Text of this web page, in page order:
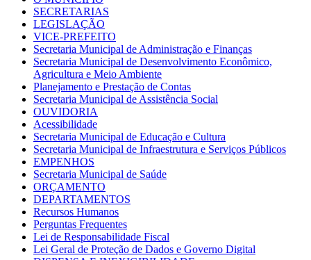
SECRETARIAS
LEGISLAÇÃO
VICE-PREFEITO
Secretaria Municipal de Administração e Finanças
Secretaria Municipal de Desenvolvimento Econômico,
Agricultura e Meio Ambiente
Planejamento e Prestação de Contas
Secretaria Municipal de Assistência Social
OUVIDORIA
Acessibilidade
Secretaria Municipal de Educação e Cultura
Secretaria Municipal de Infraestrutura e Serviços Públicos
EMPENHOS
Secretaria Municipal de Saúde
ORÇAMENTO
DEPARTAMENTOS
Recursos Humanos
Perguntas Frequentes
Lei de Responsabilidade Fiscal
Lei Geral de Proteção de Dados e Governo Digital